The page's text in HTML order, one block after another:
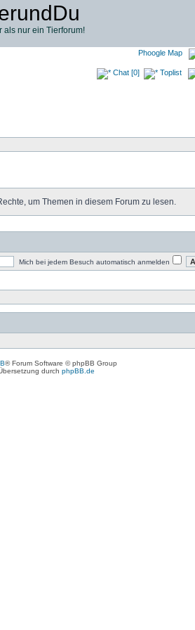
als nur ein Tierforum!
Phoogle Map
Chat [0] Toplist
um Themen in diesem Forum zu lesen.
Mich bei jedem Besuch automatisch anmelden
® Forum Software © phpBB Group
durch phpBB.de